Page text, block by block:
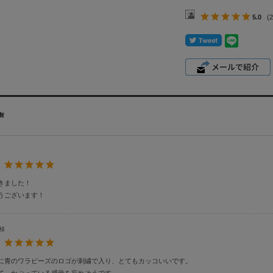
5.0
ました！
ございます！
青のワラビーズのロゴが刺繍で入り、とてもカッコいいです。